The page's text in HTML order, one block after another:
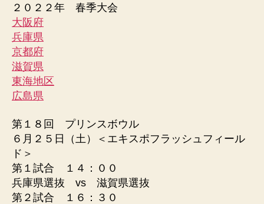
２０２２年 春季大会
大阪府
兵庫県
京都府
滋賀県
東海地区
広島県
第１８回 プリンスボウル
６月２５日（土）＜エキスポフラッシュフィール
ド＞
第１試合 １４：００
兵庫県選抜 vs 滋賀県選抜
第２試合 １６：３０